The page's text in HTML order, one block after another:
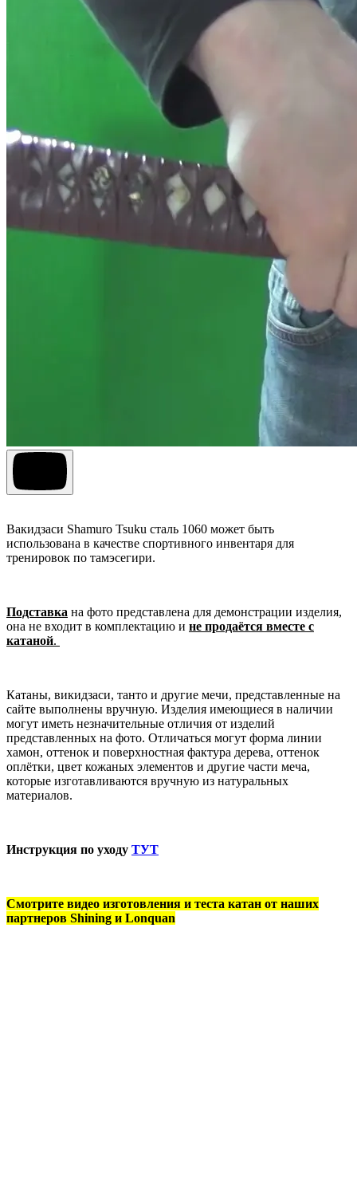
Вакидзаси Shamuro Tsuku сталь 1060 может быть
использована в качестве спортивного инвентаря для
тренировок по тамэсегири.
Подставка на фото представлена для демонстрации изделия,
она не входит в комплектацию и не продаётся вместе с
катаной.
Катаны, викидзаси, танто и другие мечи, представленные на
сайте выполнены вручную. Изделия имеющиеся в наличии
могут иметь незначительные отличия от изделий
представленных на фото. Отличаться могут форма линии
хамон, оттенок и поверхностная фактура дерева, оттенок
оплётки, цвет кожаных элементов и другие части меча,
которые изготавливаются вручную из натуральных
материалов.
Инструкция по уходу ТУТ
Смотрите видео изготовления и теста катан от наших
партнеров Shining и Lonquan